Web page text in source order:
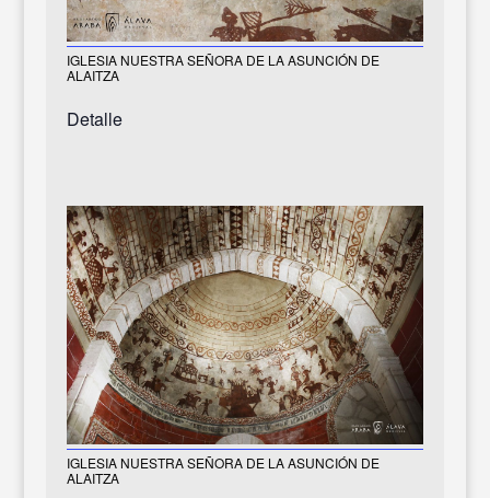
IGLESIA NUESTRA SEÑORA DE LA ASUNCIÓN DE
ALAITZA
Detalle
IGLESIA NUESTRA SEÑORA DE LA ASUNCIÓN DE
ALAITZA